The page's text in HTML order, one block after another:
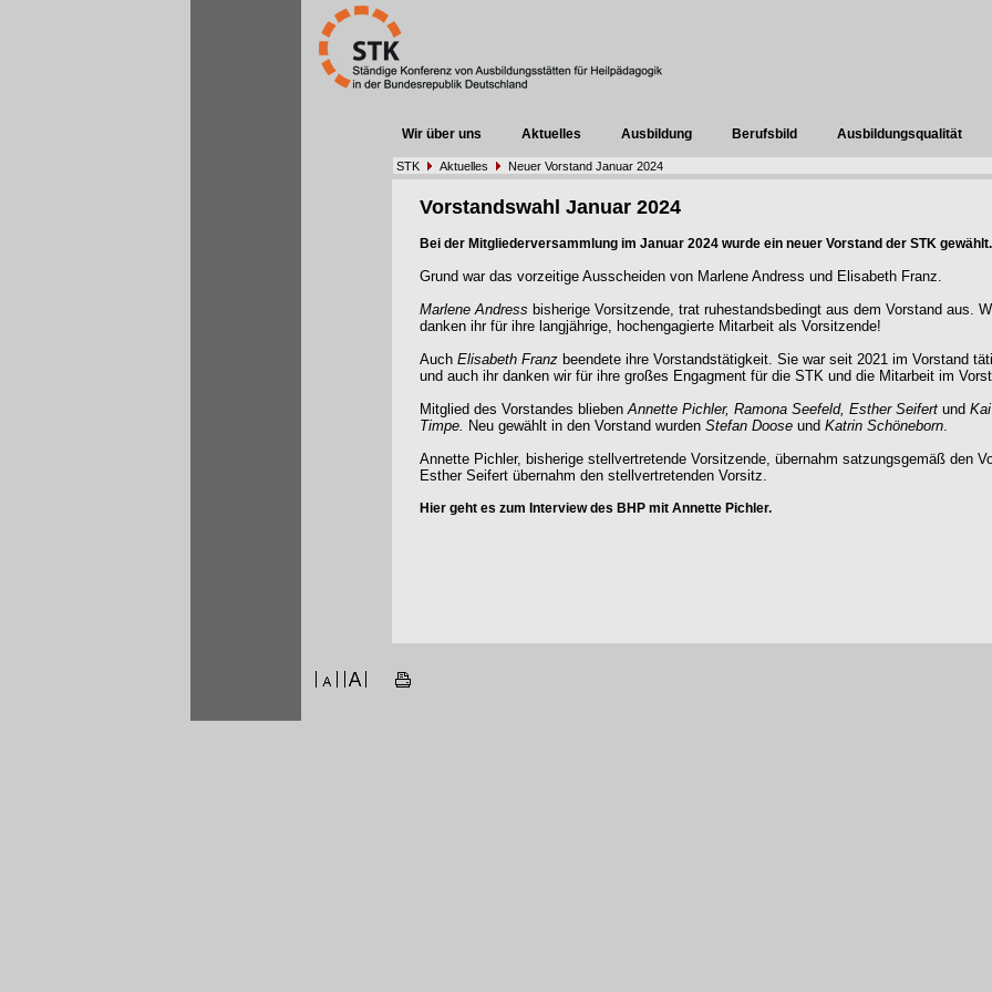
Wir über uns Aktuelles Ausbildung Berufsbild Ausbildungsqualität
STK Aktuelles Neuer Vorstand Januar 2024
Vorstandswahl Januar 2024
Bei der Mitgliederversammlung im Januar 2024 wurde ein neuer Vorstand der STK gewählt.
Grund war das vorzeitige Ausscheiden von Marlene Andress und Elisabeth Franz.
Marlene Andress bisherige Vorsitzende, trat ruhestandsbedingt aus dem Vorstand aus.
danken ihr für ihre langjährige, hochengagierte Mitarbeit als Vorsitzende!
Auch Elisabeth Franz beendete ihre Vorstandstätigkeit. Sie war seit 2021 im Vorstand
und auch ihr danken wir für ihre großes Engagment für die STK und die Mitarbeit im
Mitglied des Vorstandes bliebenAnnette Pichler, Ramona Seefeld, Esther Seifert und Kai
Timpe. Neu gewählt in den Vorstand wurden Stefan Doose und Katrin Schöneborn.
Annette Pichler, bisherige stellvertretende Vorsitzende, übernahm satzungsgemäß den
Esther Seifert übernahm den stellvertretenden Vorsitz.
Hier geht es zum Interview des BHP mit Annette Pichler.